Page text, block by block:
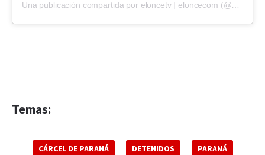
Temas:
CÁRCEL DE PARANÁ DETENIDOS PARANÁ